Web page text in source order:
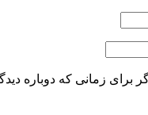
برای زمانی که دوباره